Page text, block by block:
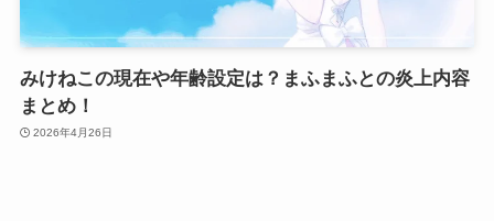
みけねこの現在や年齢設定は？まふまふとの炎上内容
まとめ！
2026年4月26日